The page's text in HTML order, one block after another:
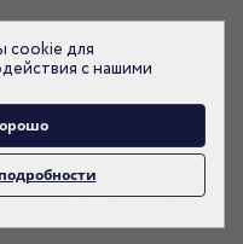
- Фламенко
cookie для
с нашими